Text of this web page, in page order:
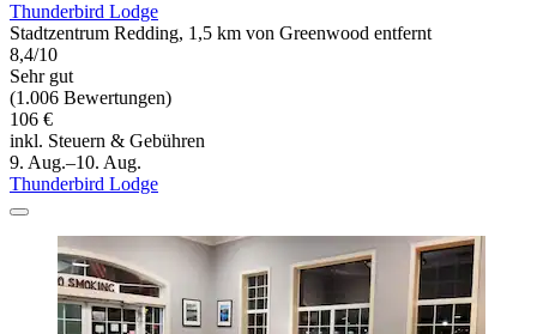
Thunderbird Lodge
Stadtzentrum Redding, 1,5 km von Greenwood entfernt
8,4/10
Sehr gut
(1.006 Bewertungen)
106 €
inkl. Steuern & Gebühren
9. Aug.–10. Aug.
Thunderbird Lodge